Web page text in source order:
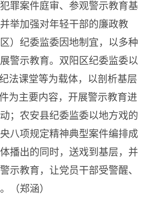
罪案件庭审、参观警示教育基
举加强对年轻干部的廉政教
）纪委监委因地制宜，以多种
警示教育。双阳区纪委监委以
法课堂等为载体，以剖析基层
为主要内容，开展警示教育进
；农安县纪委监委以地方戏的
八项规定精神典型案件编排成
播出的同时，送戏到基层，并
示教育，让党员干部受警醒、
（郑涵）